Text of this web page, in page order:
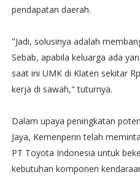
pendapatan daerah.
"Jadi, solusinya adalah
Sebab, apabila keluarga ada
saat ini UMK di Klaten sekitar
kerja di sawah," tuturnya.
Dalam upaya peningkatan
Jaya, Kemenperin telah
PT Toyota Indonesia untuk
kebutuhan komponen